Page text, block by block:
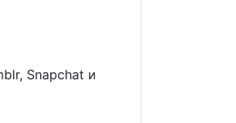
Snapchat и